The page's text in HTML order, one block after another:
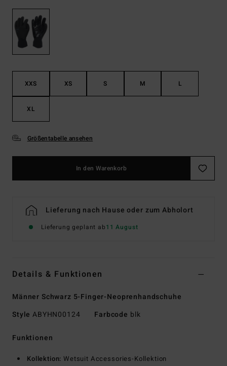
XXS XS S M L
XL
Größentabelle ansehen
In den Warenkorb
Lieferung nach Hause oder zum Abholort
Lieferung geplant ab11 August
Details & Funktionen
Männer Schwarz 5-Finger-Neoprenhandschuhe
Style ABYHN00124 Farbcode blk
Funktionen
Kollektion: Wetsuit Accessories-Kollektion